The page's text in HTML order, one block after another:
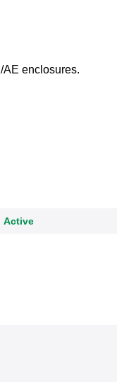
AE enclosures.
Active